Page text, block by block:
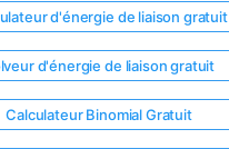
d'énergie de liaison gratuit
d'énergie de liaison gratuit
Calculateur Binomial Gratuit